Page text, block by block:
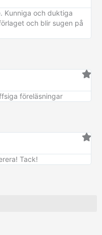
Kunniga och duktiga
och blir sugen på
föreläsningar
Tack!